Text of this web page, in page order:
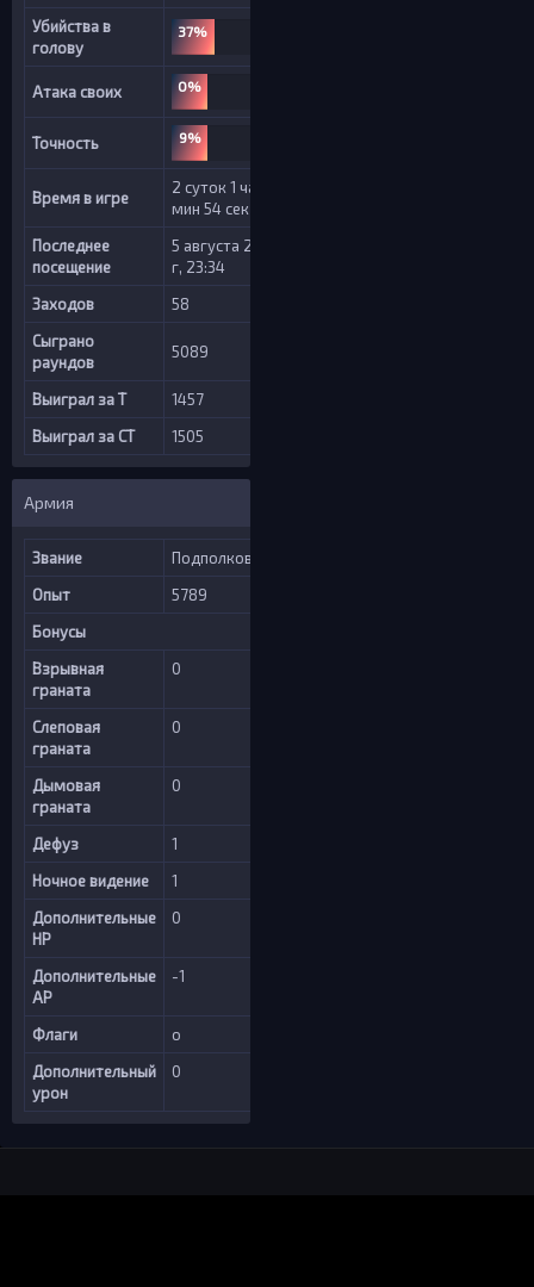
Убийства в
голову
37%
Атака своих 0%
Точность 9%
Время в игре
2 суток 1 час 42
мин 54 сек
Последнее
посещение
5 августа 2026
г, 23:34
Заходов
58
Сыграно
раундов
5089
Выиграл за Т
1457
Выиграл за CT
1505
Армия
Звание
Подполковник
Опыт
5789
Бонусы
Взрывная
граната
0
Слеповая
граната
0
Дымовая
граната
0
Дефуз
1
Ночное видение
1
Дополнительные
HP
0
Дополнительные
AP
-1
Флаги
o
Дополнительный
урон
0